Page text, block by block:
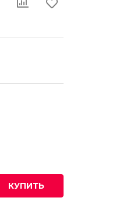
КУПИТЬ